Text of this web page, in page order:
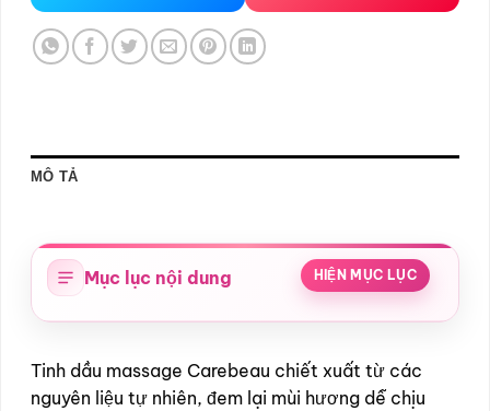
MÔ TẢ
Mục lục nội dung HIỆN MỤC LỤC
Tinh dầu massage Carebeau chiết xuất từ các
nguyên liệu tự nhiên, đem lại mùi hương dễ chịu